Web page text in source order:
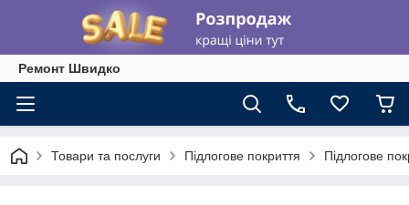
Ремонт Швидко
Товари та послуги Підлогове покриття Підлогове